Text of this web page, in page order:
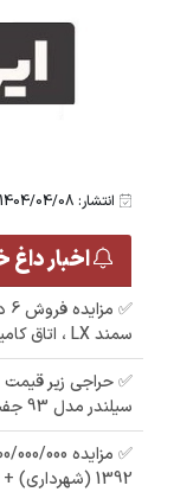
انتشار: 1404/04/08
اخبار داغ
سمند LX ، اتاق کامیون کمپرسی
سیلندر مدل 93 جفت دیفرانسیل (مصادره ای دولت)
1392 (شهرداری) + اسناد کامل دستگاه ها